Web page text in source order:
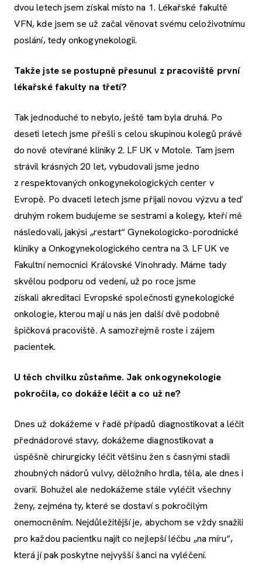
dvou letech jsem získal místo na 1. Lékařské fakultě
VFN, kde jsem se už začal věnovat svému celoživotnímu
poslání, tedy onkogynekologii.
Takže jste se postupně přesunul z pracoviště první
lékařské fakulty na třetí?
Tak jednoduché to nebylo, ještě tam byla druhá. Po
deseti letech jsme přešli s celou skupinou kolegů právě
do nově otevírané kliniky 2. LF UK v Motole. Tam jsem
strávil krásných 20 let, vybudovali jsme jedno
z respektovaných onkogynekologických center v
Evropě. Po dvaceti letech jsme přijali novou výzvu a teď
druhým rokem budujeme se sestrami a kolegy, kteří mě
následovali, jakýsi „restart“ Gynekologicko-porodnické
kliniky a Onkogynekologického centra na 3. LF UK ve
Fakultní nemocnici Královské Vinohrady. Máme tady
skvělou podporu od vedení, už po roce jsme
získali akreditaci Evropské společnosti gynekologické
onkologie, kterou mají u nás jen další dvě podobně
špičková pracoviště. A samozřejmě roste i zájem
pacientek.
U těch chvilku zůstaňme. Jak onkogynekologie
pokročila, co dokáže léčit a co už ne?
Dnes už dokážeme v řadě případů diagnostikovat a léčit
přednádorové stavy, dokážeme diagnostikovat a
úspěšně chirurgicky léčit většinu žen s časnými stadii
zhoubných nádorů vulvy, děložního hrdla, těla, ale dnes i
ovarií. Bohužel ale nedokážeme stále vyléčit všechny
ženy, zejména ty, které se dostaví s pokročilým
onemocněním. Nejdůležitější je, abychom se vždy snažili
pro každou pacientku najít co nejlepší léčbu „na míru“,
která jí pak poskytne nejvyšší šanci na vyléčení.